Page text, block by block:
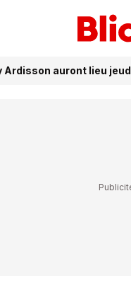
Ardisson auront lieu